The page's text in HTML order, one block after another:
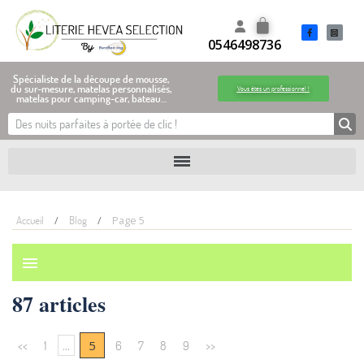
0546498736
Spécialiste de la découpe de mousse,
du sur-mesure, matelas personnalisés,
matelas pour camping-car, bateau…
Vous êtes un professionnel !
Accueil Blog Page 5
menu
87 articles
<< 1 ... 5 6 7 8 9 >>